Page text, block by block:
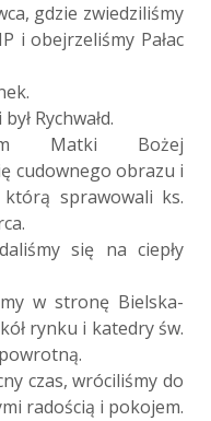
gdzie zwiedziliśmy
i obejrzeliśmy Pałac
Rychwałd.
Matki Bożej
cudownego obrazu i
którą sprawowali ks.
się na ciepły
w stronę Bielska-
rynku i katedry św.
czas, wróciliśmy do
radością i pokojem.